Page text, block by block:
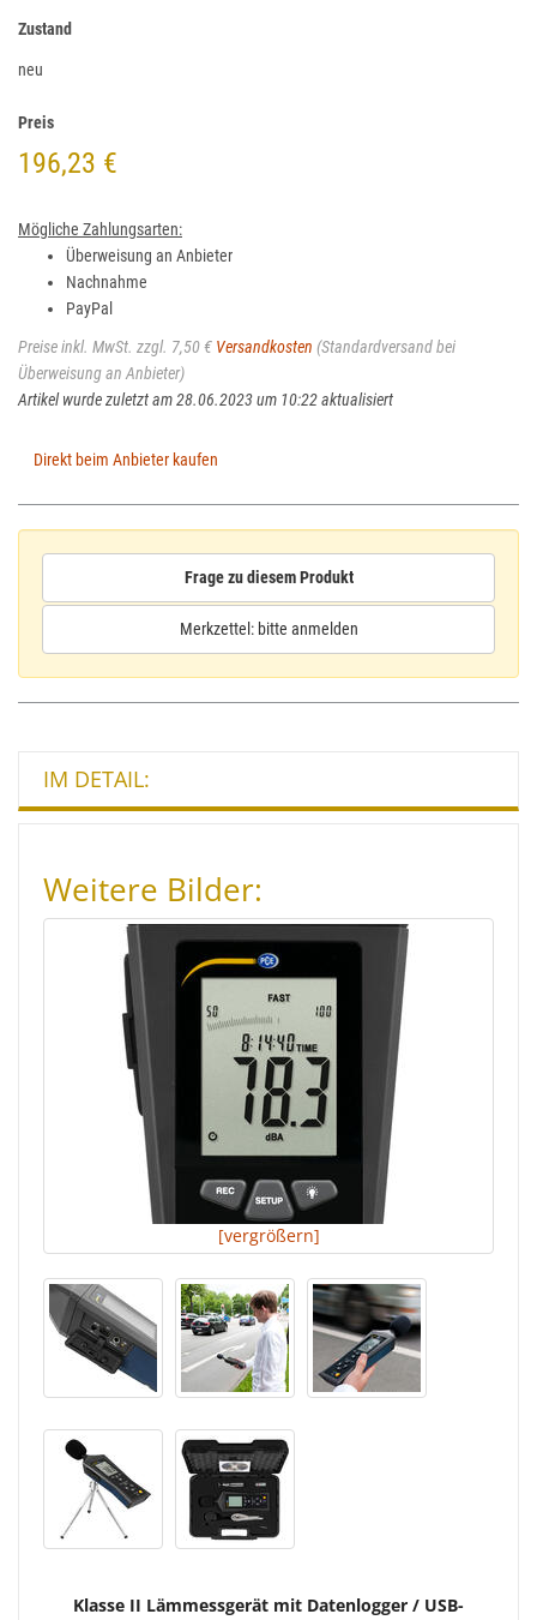
Zustand
neu
Preis
196,23 €
Mögliche Zahlungsarten:
Überweisung an Anbieter
Nachnahme
PayPal
Preise inkl. MwSt. zzgl. 7,50 € Versandkosten (Standardversand bei
Überweisung an Anbieter)
Artikel wurde zuletzt am 28.06.2023 um 10:22 aktualisiert
Direkt beim Anbieter kaufen
Frage zu diesem Produkt
Merkzettel: bitte anmelden
IM DETAIL:
Weitere Bilder:
[vergrößern]
Klasse II Lämmessgerät mit Datenlogger / USB-